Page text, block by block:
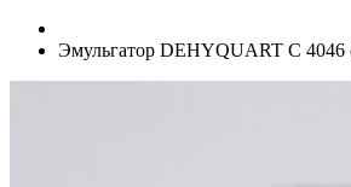
Эмульгатор DEHYQUART C 4046